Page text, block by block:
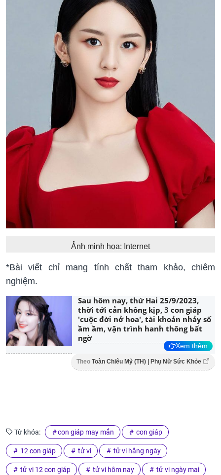
Ảnh minh họa: Internet
*Bài viết chỉ mang tính chất tham khảo, chiêm
nghiệm.
Sau hôm nay, thứ Hai 25/9/2023,
thời tới cản không kịp, 3 con giáp
'cuộc đời nở hoa', tài khoản nhảy số
ầm ầm, vận trình hanh thông bất
ngờ
Xem thêm
Theo Toàn Chiêu Mỹ (TH) | Phụ Nữ Sức Khỏe
Từ khóa: con giáp may mắn con giáp
12 con giáp tử vi tử vi hằng ngày
tử vi 12 con giáp tử vi hôm nay tử vi ngày mai